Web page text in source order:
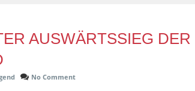
AUSWÄRTSSIEG DER
No Comment